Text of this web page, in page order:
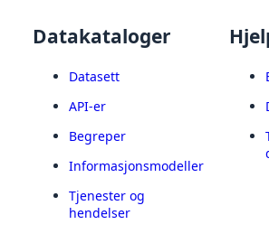
Datakataloger
Datasett
API-er
Begreper
Informasjonsmodeller
Tjenester og
hendelser